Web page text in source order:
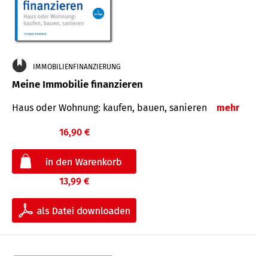
IMMOBILIENFINANZIERUNG
Meine Immobilie finanzieren
Haus oder Wohnung: kaufen, bauen, sanieren mehr
16,90 €
13,99 €